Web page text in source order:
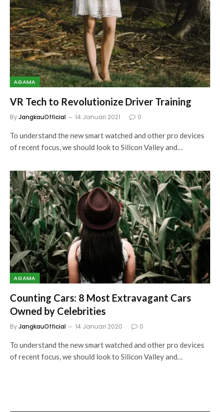
AGAMA
VR Tech to Revolutionize Driver Training
ByJangkauOfficial 14 Januari 2021 0
To understand the new smart watched and other pro devices
of recent focus, we should look to Silicon Valley and…
AGAMA
Counting Cars: 8 Most Extravagant Cars
Owned by Celebrities
ByJangkauOfficial 14 Januari 2020 0
To understand the new smart watched and other pro devices
of recent focus, we should look to Silicon Valley and…